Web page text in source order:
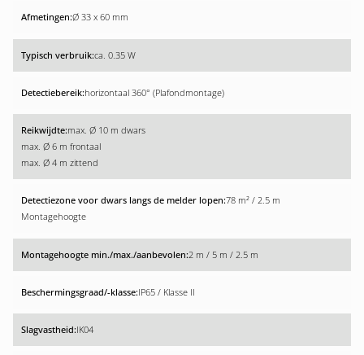
Ø 33 x 60 mm
ca. 0.35 W
horizontaal 360° (Plafondmontage)
max. Ø 10 m dwars
max. Ø 6 m frontaal
max. Ø 4 m zittend
78 m² / 2.5 m
Montagehoogte
2 m / 5 m / 2.5 m
IP65 / Klasse II
IK04